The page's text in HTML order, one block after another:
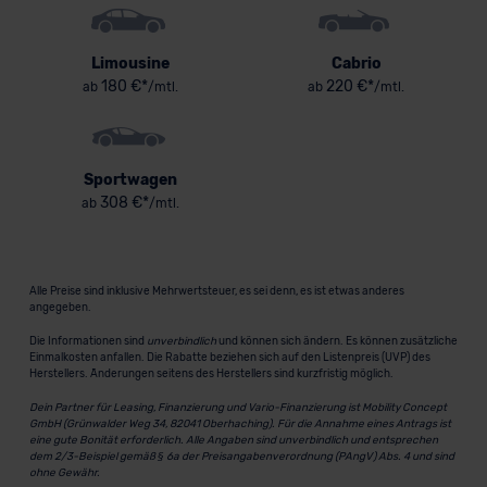
Limousine
ab 180 €*/mtl.
Cabrio
ab 220 €*/mtl.
Sportwagen
ab 308 €*/mtl.
Alle Preise sind inklusive Mehrwertsteuer, es sei denn, es ist etwas anderes
angegeben.
Die Informationen sind unverbindlichund können sich ändern. Es können zusätzliche
Einmalkosten anfallen. Die Rabatte beziehen sich auf den Listenpreis (UVP) des
Herstellers. Änderungen seitens des Herstellers sind kurzfristig möglich.
Dein Partner für Leasing, Finanzierung und Vario-Finanzierung ist Mobility Concept
GmbH (Grünwalder Weg 34, 82041 Oberhaching). Für die Annahme eines Antrags ist
eine gute Bonität erforderlich. Alle Angaben sind unverbindlich und entsprechen
dem 2/3-Beispiel gemäß § 6a der Preisangabenverordnung (PAngV) Abs. 4 und sind
ohne Gewähr.